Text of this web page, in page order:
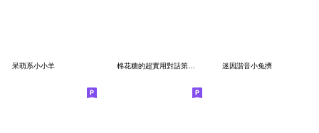
呆萌系小小羊 迷因諧音小兔擠